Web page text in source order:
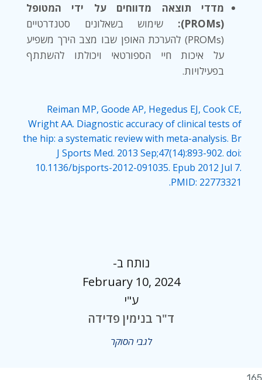
מדדי תוצאה מדווחים על ידי המטופל
(PROMs):
שימוש בשאלונים סטנדרטיים
(PROMs) להערכת האופן שבו מצב הירך משפיע
על איכות חיי הספורטאי ויכולתו להשתתף
בפעילויות.
Reiman MP, Goode AP, Hegedus EJ, Cook CE,
Wright AA. Diagnostic accuracy of clinical tests of
the hip: a systematic review with meta-analysis. Br
J Sports Med. 2013 Sep;47(14):893-902. doi:
10.1136/bjsports-2012-091035. Epub 2012 Jul 7.
PMID: 22773321.
נותח ב-
February 10, 2024
ע"י
ד"ר בנימין פדידה
לגבי הסוקר